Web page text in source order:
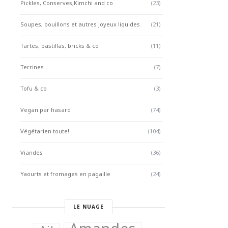
Pickles, Conserves,Kimchi and co (23)
Soupes, bouillons et autres joyeux liquides (21)
Tartes, pastillas, bricks & co (11)
Terrines (7)
Tofu & co (3)
Vegan par hasard (74)
Végétarien toute! (104)
Viandes (36)
Yaourts et fromages en pagaille (24)
LE NUAGE